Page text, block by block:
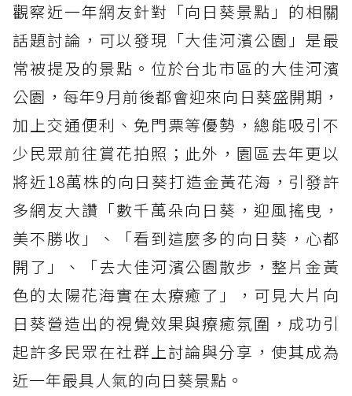
觀察近一年網友針對「向日葵景點」的相關
話題討論，可以發現「大佳河濱公園」是最
常被提及的景點。位於台北市區的大佳河濱
公園，每年9月前後都會迎來向日葵盛開期，
加上交通便利、免門票等優勢，總能吸引不
少民眾前往賞花拍照；此外，園區去年更以
將近18萬株的向日葵打造金黃花海，引發許
多網友大讚「數千萬朵向日葵，迎風搖曳，
美不勝收」、「看到這麼多的向日葵，心都
開了」、「去大佳河濱公園散步，整片金黃
色的太陽花海實在太療癒了」，可見大片向
日葵營造出的視覺效果與療癒氛圍，成功引
起許多民眾在社群上討論與分享，使其成為
近一年最具人氣的向日葵景點。